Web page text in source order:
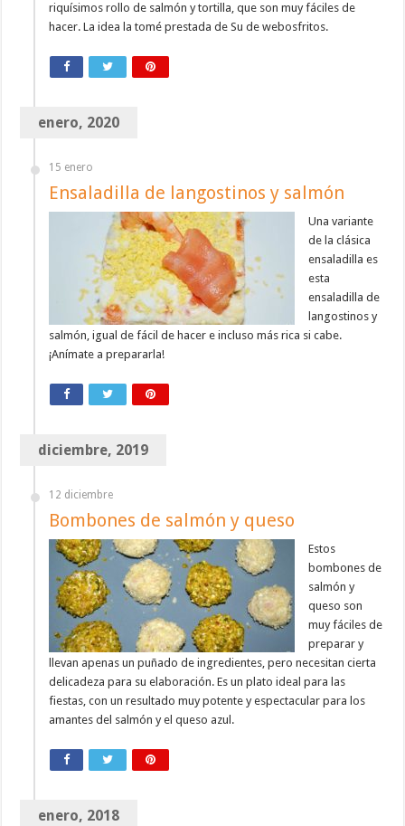
riquísimos rollo de salmón y tortilla, que son muy fáciles de
hacer. La idea la tomé prestada de Su de webosfritos.
enero, 2020
15 enero
Ensaladilla de langostinos y salmón
Una variante
de la clásica
ensaladilla es
esta
ensaladilla de
langostinos y
salmón, igual de fácil de hacer e incluso más rica si cabe.
¡Anímate a prepararla!
diciembre, 2019
12 diciembre
Bombones de salmón y queso
Estos
bombones de
salmón y
queso son
muy fáciles de
preparar y
llevan apenas un puñado de ingredientes, pero necesitan cierta
delicadeza para su elaboración. Es un plato ideal para las
fiestas, con un resultado muy potente y espectacular para los
amantes del salmón y el queso azul.
enero, 2018